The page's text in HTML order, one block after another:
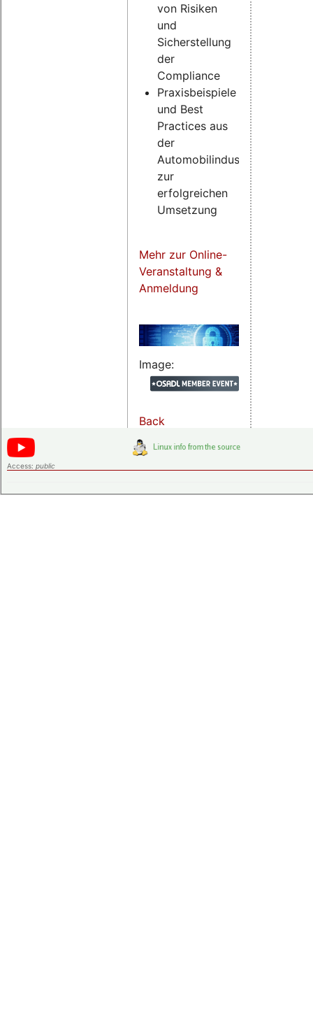
von Risiken
und
Sicherstellung
der
Compliance
Praxisbeispiele
und Best
Practices aus
der
Automobilindustrie
zur
erfolgreichen
Umsetzung
Mehr zur Online-
Veranstaltung &
Anmeldung
Image:
Back
Access: public